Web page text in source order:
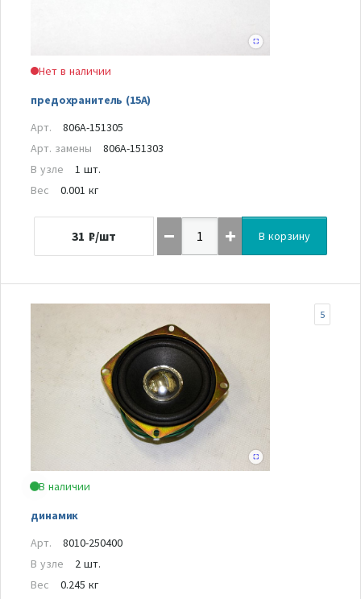
Нет в наличии
предохранитель (15А)
Арт.
806A-151305
Арт. замены
806A-151303
В узле
1 шт.
Вес
0.001 кг
31 ₽/шт В корзину
В наличии
динамик
5
Арт.
8010-250400
В узле
2 шт.
Вес
0.245 кг